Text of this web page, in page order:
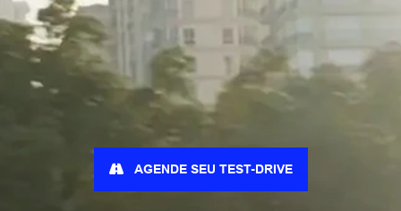
AGENDE SEU TEST-DRIVE